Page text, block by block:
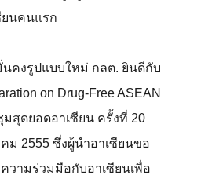
ยนคนแรก
คงรูปแบบใหม่ กลต. ยินดีกับ
on Drug-Free ASEAN
มสุดยอดอาเซียน ครั้งที่ 20
ม 2555 ซึ่งผู้นำอาเซียนขอ
วามร่วมมือกับอาเซียนเพื่อ